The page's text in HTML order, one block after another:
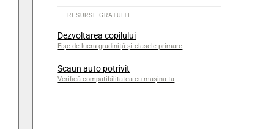
Dezvoltarea copilului
Fișe de lucru gradiniță și clasele primare
Scaun auto potrivit
Verifică compatibilitatea cu mașina ta